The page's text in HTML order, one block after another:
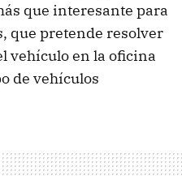
que interesante para
que pretende resolver
vehículo en la oficina
de vehículos